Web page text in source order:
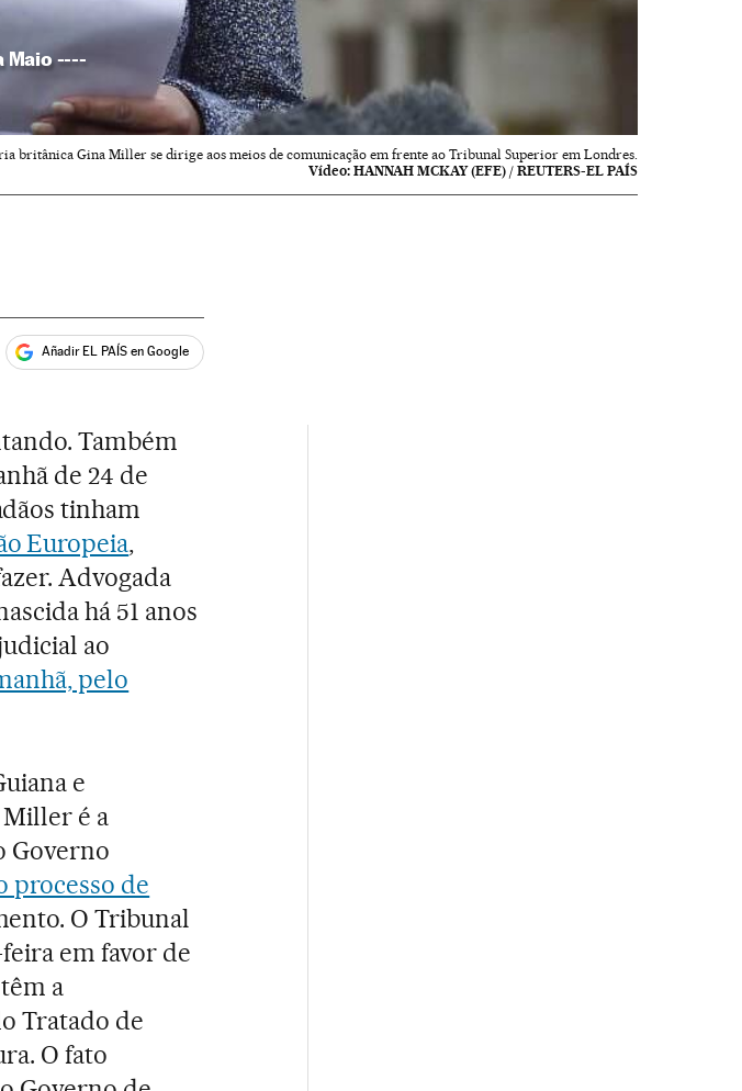
Maio ----
britânica Gina Miller se dirige aos meios de comunicação em frente ao Tribunal Superior em Londres.
Vídeo: HANNAH MCKAY (EFE) / REUTERS-EL PAÍS
Añadir EL PAÍS en Google
Também
de 24 de
tinham
Europeia,
Advogada
há 51 anos
ao
pelo
e
Miller é a
Governo
processo de
O Tribunal
em favor de
a
Tratado de
O fato